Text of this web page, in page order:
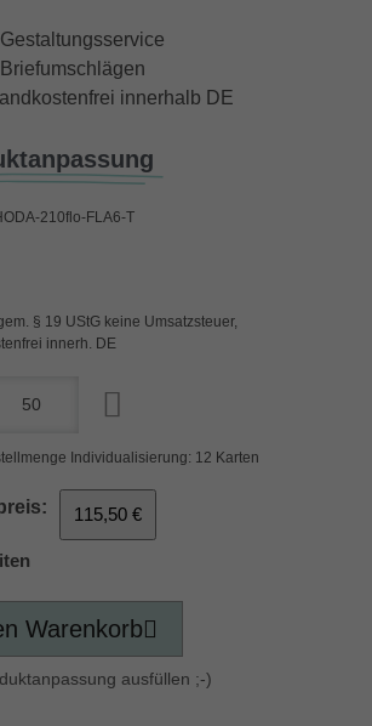
Gestaltungsservice
Briefumschlägen
innerhalb DE
210flo-FLA6-T
§ 19 UStG keine Umsatzsteuer,
innerh. DE
Individualisierung: 12 Karten
115,50 €
Warenkorb
ausfüllen ;-)